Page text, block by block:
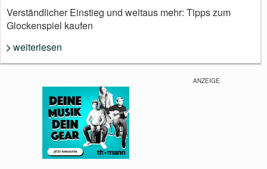
Verständlicher Einstieg und weitaus mehr: Tipps zum
Glockenspiel kaufen
weiterlesen